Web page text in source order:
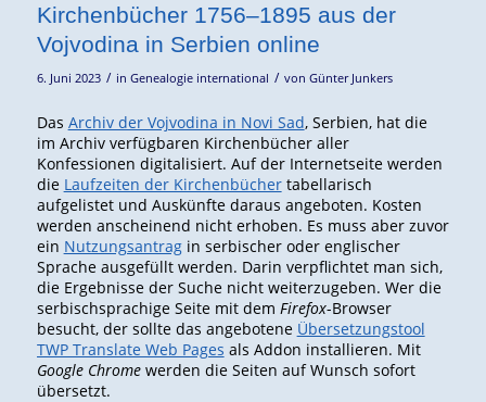
Kirchenbücher 1756–1895 aus der
Vojvodina in Serbien online
6. Juni 2023 / in Genealogie international / von Günter Junkers
Das Archiv der Vojvodina in Novi Sad, Serbien, hat die
im Archiv verfügbaren Kirchenbücher aller
Konfessionen digitalisiert. Auf der Internetseite werden
die Laufzeiten der Kirchenbüchertabellarisch
aufgelistet und Auskünfte daraus angeboten. Kosten
werden anscheinend nicht erhoben. Es muss aber zuvor
ein Nutzungsantragin serbischer oder englischer
Sprache ausgefüllt werden. Darin verpflichtet man sich,
die Ergebnisse der Suche nicht weiterzugeben. Wer die
serbischsprachige Seite mit dem Firefox-Browser
besucht, der sollte das angebotene Übersetzungstool
TWP Translate Web Pages als Addon installieren. Mit
Google Chromewerden die Seiten auf Wunsch sofort
übersetzt.